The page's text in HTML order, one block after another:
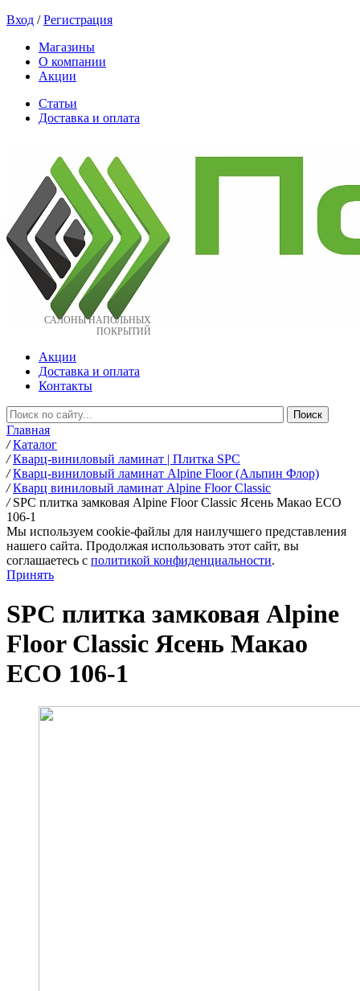
Вход /Регистрация
Магазины
О компании
Акции
Статьи
Доставка и оплата
САЛОНЫ НАПОЛЬНЫХ
ПОКРЫТИЙ
Акции
Доставка и оплата
Контакты
Главная
/ Каталог
/ Кварц-виниловый ламинат | Плитка SPC
/ Кварц-виниловый ламинат Alpine Floor (Альпин Флор)
/ Кварц виниловый ламинат Alpine Floor Classic
/ SPC плитка замковая Alpine Floor Classic Ясень Макао ЕСО
106-1
Мы используем cookie-файлы для наилучшего представления
нашего сайта. Продолжая использовать этот сайт, вы
соглашаетесь c политикой конфиденциальности.
Принять
SPC плитка замковая Alpine
Floor Classic Ясень Макао
ЕСО 106-1